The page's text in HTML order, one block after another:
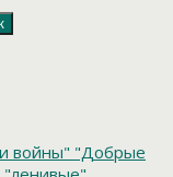
войны" "Добрые